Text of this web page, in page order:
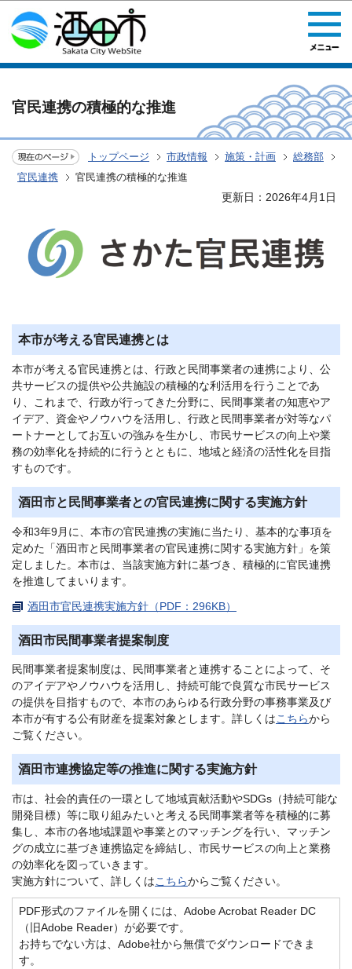
このページの本文へ移動
官民連携の積極的な推進
トップページ 市政情報 施策・計画
総務部
官民連携
官民連携の積極的な推進
更新日：2026年4月1日
本市が考える官民連携とは
本市が考える官民連携とは、行政と民間事業者の連携により、公
共サービスの提供や公共施設の積極的な利活用を行うことであ
り、これまで、行政が行ってきた分野に、民間事業者の知恵やア
イデア、資金やノウハウを活用し、行政と民間事業者が対等なパ
ートナーとしてお互いの強みを生かし、市民サービスの向上や業
務の効率化を持続的に行うとともに、地域と経済の活性化を目指
すものです。
酒田市と民間事業者との官民連携に関する実施方針
令和3年9月に、本市の官民連携の実施に当たり、基本的な事項を
定めた「酒田市と民間事業者の官民連携に関する実施方針」を策
定しました。本市は、当該実施方針に基づき、積極的に官民連携
を推進してまいります。
酒田市官民連携実施方針（PDF：296KB）
酒田市民間事業者提案制度
民間事業者提案制度は、民間事業者と連携することによって、そ
のアイデアやノウハウを活用し、持続可能で良質な市民サービス
の提供を目指すもので、本市のあらゆる行政分野の事務事業及び
本市が有する公有財産を提案対象とします。詳しくはこちらから
ご覧ください。
酒田市連携協定等の推進に関する実施方針
市は、社会的責任の一環として地域貢献活動やSDGs（持続可能な
開発目標）等に取り組みたいと考える民間事業者等を積極的に募
集し、本市の各地域課題や事業とのマッチングを行い、マッチン
グの成立に基づき連携協定を締結し、市民サービスの向上と業務
の効率化を図っていきます。
実施方針について、詳しくはこちらからご覧ください。
PDF形式のファイルを開くには、Adobe Acrobat Reader DC
（旧Adobe Reader）が必要です。
お持ちでない方は、Adobe社から無償でダウンロードできま
す。